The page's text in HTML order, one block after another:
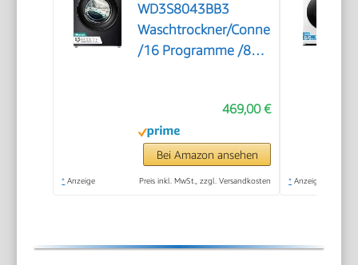
WD3S8043BB3
Waschtrockner/ConnectLife
/16 Programme /8
Program/Auto
Program/Eco
Wash/Steam
469,00 €
Bei Amazon ansehen
* Anzeige Preis inkl. MwSt., zzgl. Versandkosten * Anzeige